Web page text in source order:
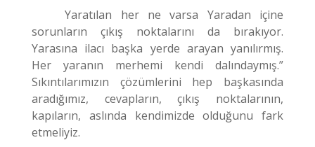
Yaratılan her ne varsa Yaradan içine
sorunların çıkış noktalarını da bırakıyor.
Yarasına ilacı başka yerde arayan yanılırmış.
Her yaranın merhemi kendi dalındaymış.”
Sıkıntılarımızın çözümlerini hep başkasında
aradığımız, cevapların, çıkış noktalarının,
kapıların, aslında kendimizde olduğunu fark
etmeliyiz.